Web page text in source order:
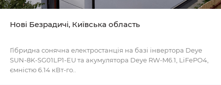
Нові Безрадичі, Київська область
Гібридна сонячна електростанція на базі інвертора Deye
SUN-8K-SG01LP1-EU та акумулятора Deye RW-M6.1, LiFePO4,
ємністю 6.14 кВт-го..